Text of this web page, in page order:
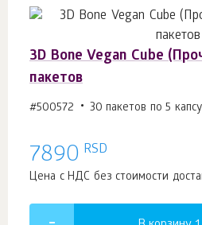
3D Bone Vegan Cube
пакетов
#500572 30 пакетов по 5
7890 RSD
Цена с НДС без стоимости